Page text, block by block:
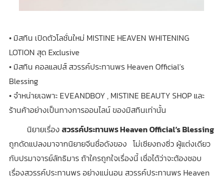
• มิสทิน เปิดตัวโลชั่นใหม่ MISTINE HEAVEN WHITENING
LOTION สุด Exclusive
• มิสทิน คอลแลปส์ สวรรค์ประทานพร Heaven Official’s
Blessing
• จำหน่ายเฉพาะ EVEANDBOY , MISTINE BEAUTY SHOP และ
ร้านค้าอย่างเป็นทางการออนไลน์ ของมิสทินเท่านั้น
นิยายเรื่อง สวรรค์ประทานพร Heaven Official’s Blessing
ถูกดัดแปลงมาจากนิยายจีนชื่อดังของ โม่เซียงถงซิ่ว ผู้แต่งเดียว
กับปรมาจารย์ลัทธิมาร ถ้าใครถูกใจเรื่องนี้ เชื่อได้ว่าจะต้องชอบ
เรื่องสวรรค์ประทานพร อย่างแน่นอน สวรรค์ประทานพร Heaven